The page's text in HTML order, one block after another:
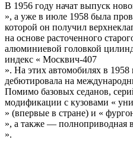
В 1956 году начат выпуск
», а уже в июле 1958 была
которой он получил
на основе расточенного
алюминиевой головкой
индекс « Москвич-407
». На этих автомобилях в 1958
дебютировала на
Помимо базовых седанов,
модификации с кузовами «
» (впервые в стране) и «
», а также — полноприводная
».